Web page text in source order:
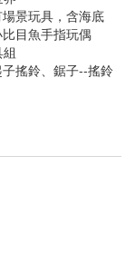
景玩具，含海底
目魚手指玩偶
搖鈴、鋸子--搖鈴